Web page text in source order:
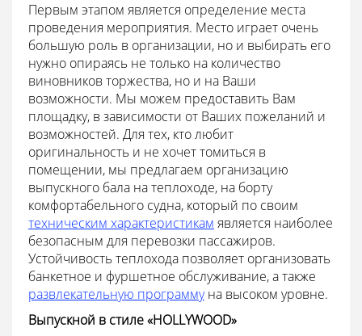
Первым этапом является определение места
проведения мероприятия. Место играет очень
большую роль в организации, но и выбирать его
нужно опираясь не только на количество
виновников торжества, но и на Ваши
возможности. Мы можем предоставить Вам
площадку, в зависимости от Ваших пожеланий и
возможностей. Для тех, кто любит
оригинальность и не хочет томиться в
помещении, мы предлагаем организацию
выпускного бала на теплоходе, на борту
комфортабельного судна, который по своим
техническим характеристикам является наиболее
безопасным для перевозки пассажиров.
Устойчивость теплохода позволяет организовать
банкетное и фуршетное обслуживание, а также
развлекательную программуна высоком уровне.
Выпускной в стиле «HOLLYWOOD»